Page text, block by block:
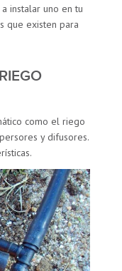
instalar uno en tu
que existen para
como el riego
y difusores.